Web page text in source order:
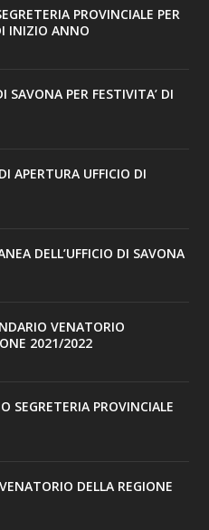
PROVINCIALE PER
INIZIO ANNO
SAVONA PER FESTIVITA’ DI
APERTURA UFFICIO DI
DELL’UFFICIO DI SAVONA
VENATORIO
2021/2022
SEGRETERIA PROVINCIALE
DELLA REGIONE